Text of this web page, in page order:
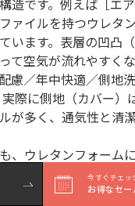
造です。例えば［エ
ァイルを持つウレタ
います。表層の凹凸
て空気が流れやすく
慮／年中快適／側地
際に側地（カバー）
が多く、通気性と清
も、ウレタンフォーム
近年のモデルでは素
デートしています。
今すぐチェッ
お得なセー